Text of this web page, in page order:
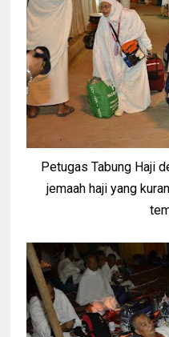
Petugas Tabung Haji
jemaah haji yang